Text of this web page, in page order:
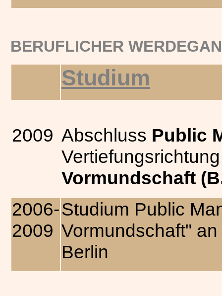
BERUFLICHER
Studium
2009 Abschluss Public
Vormundschaft
2006-
2009
Studium Public
Vormundschaft"
Berlin